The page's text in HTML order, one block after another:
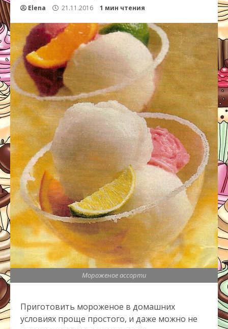
Elena 21.11.2016 1 мин чтения
Мороженое ассорти
Приготовить мороженое в домашних
условиях проще простого, и даже можно не